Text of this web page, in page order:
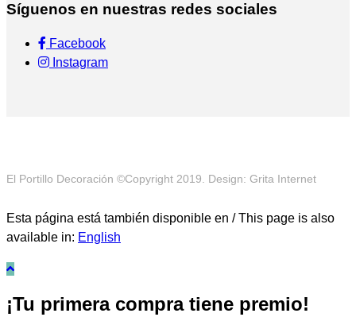
Síguenos en nuestras redes sociales
Facebook
Instagram
El Portillo Decoración ©Copyright 2019. Design: Grita Internet
Esta página está también disponible en / This page is also
available in: English
¡Tu primera compra tiene premio!